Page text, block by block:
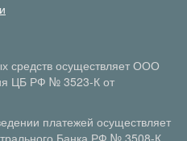
средств осуществляет ООО
ЦБ РФ № 3523-К от
платежей осуществляет
Банка РФ № 3508-К,